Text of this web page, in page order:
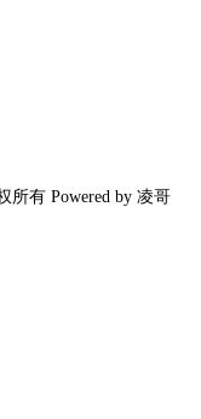
所有 Powered by 凌哥